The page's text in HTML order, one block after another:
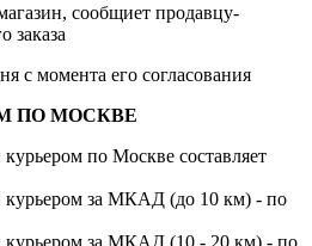
сообщиет продавцу-
заказа
с момента его согласования
ПО МОСКВЕ
по Москве составляет
курьером за МКАД (до 10 км) - по
курьером за МКАД (10 - 20 км) - по